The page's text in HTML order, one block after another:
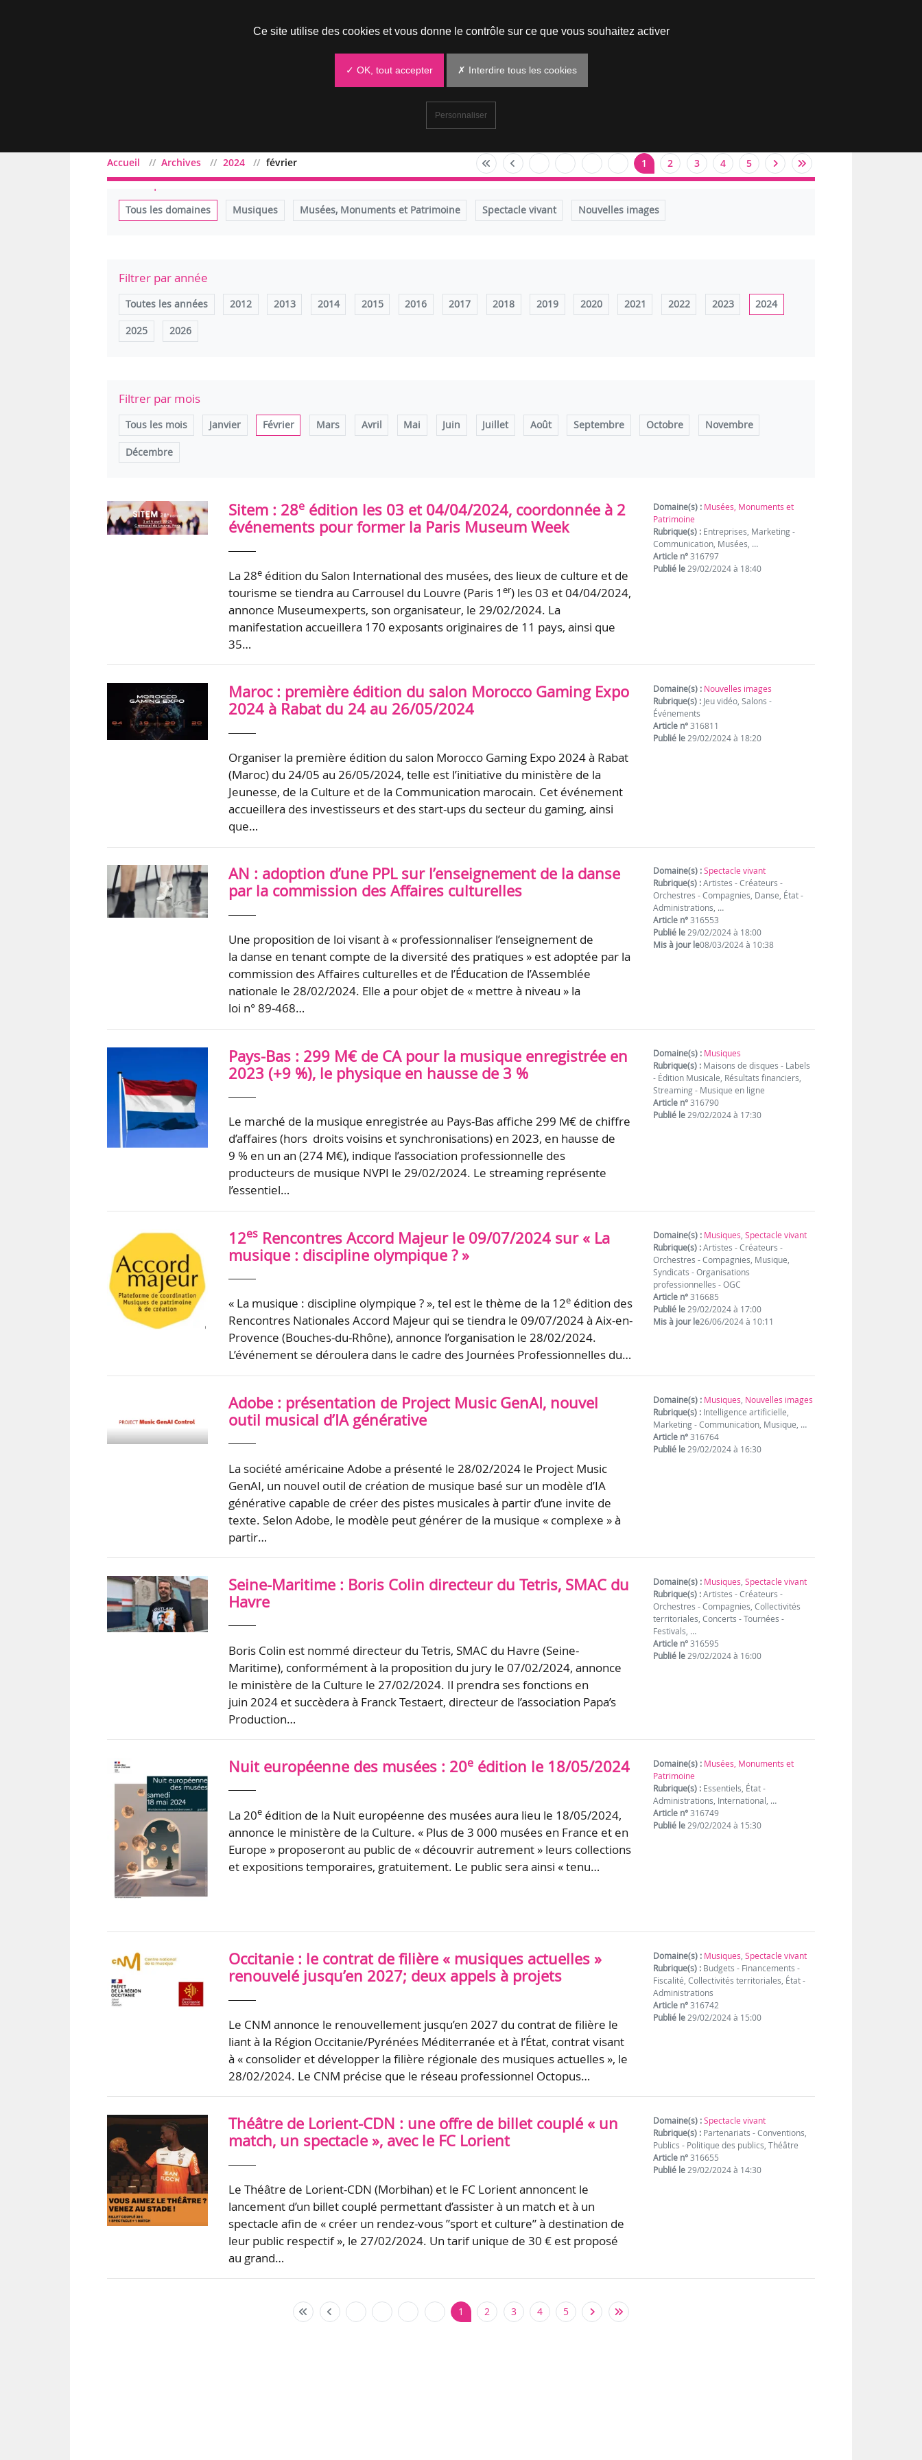
Accueil Archives 2024 février 1 2 3 4 5
Filtrer par domaine
Tous les domaines Musiques Musées, Monuments et Patrimoine Spectacle vivant Nouvelles images
Filtrer par année
Toutes les années 2012 2013 2014 2015 2016 2017 2018 2019 2020 2021 2022 2023 2024
2025 2026
Filtrer par mois
Tous les mois Janvier Février Mars Avril Mai Juin Juillet Août Septembre Octobre Novembre
Décembre
Sitem : 28e édition les 03 et 04/04/2024, coordonnée à 2
événements pour former la Paris Museum Week
La 28e édition du Salon International des musées, des lieux de culture et de
tourisme se tiendra au Carrousel du Louvre (Paris 1er) les 03 et 04/04/2024,
annonce Museumexperts, son organisateur, le 29/02/2024. La
manifestation accueillera 170 exposants originaires de 11 pays, ainsi que
35…
Domaine(s) : Musées, Monuments et
Patrimoine
Rubrique(s) : Entreprises, Marketing -
Communication, Musées, …
Article n°316797
Publié le29/02/2024 à 18:40
Maroc : première édition du salon Morocco Gaming Expo
2024 à Rabat du 24 au 26/05/2024
Organiser la première édition du salon Morocco Gaming Expo 2024 à Rabat
(Maroc) du 24/05 au 26/05/2024, telle est l’initiative du ministère de la
Jeunesse, de la Culture et de la Communication marocain. Cet événement
accueillera des investisseurs et des start-ups du secteur du gaming, ainsi
que…
Domaine(s) : Nouvelles images
Rubrique(s) : Jeu vidéo, Salons -
Événements
Article n°316811
Publié le29/02/2024 à 18:20
AN : adoption d’une PPL sur l’enseignement de la danse
par la commission des Affaires culturelles
Une proposition de loi visant à « professionnaliser l’enseignement de
la danse en tenant compte de la diversité des pratiques » est adoptée par la
commission des Affaires culturelles et de l’Éducation de l’Assemblée
nationale le 28/02/2024. Elle a pour objet de « mettre à niveau » la
loi n° 89‑468…
Domaine(s) : Spectacle vivant
Rubrique(s) :Artistes - Créateurs -
Orchestres - Compagnies, Danse, État -
Administrations, …
Article n°316553
Publié le29/02/2024 à 18:00
Mis à jour le08/03/2024 à 10:38
Pays-Bas : 299 M€ de CA pour la musique enregistrée en
2023 (+9 %), le physique en hausse de 3 %
Le marché de la musique enregistrée au Pays-Bas affiche 299 M€ de chiffre
d’affaires (hors droits voisins et synchronisations) en 2023, en hausse de
9 % en un an (274 M€), indique l’association professionnelle des
producteurs de musique NVPI le 29/02/2024. Le streaming représente
l’essentiel…
Domaine(s) : Musiques
Rubrique(s) : Maisons de disques - Labels
- Édition Musicale, Résultats financiers,
Streaming - Musique en ligne
Article n°316790
Publié le29/02/2024 à 17:30
12es Rencontres Accord Majeur le 09/07/2024 sur « La
musique : discipline olympique ? »
« La musique : discipline olympique ? », tel est le thème de la 12e édition des
Rencontres Nationales Accord Majeur qui se tiendra le 09/07/2024 à Aix-en-
Provence (Bouches-du-Rhône), annonce l’organisation le 28/02/2024.
L’événement se déroulera dans le cadre des Journées Professionnelles du…
Domaine(s) : Musiques,Spectacle vivant
Rubrique(s) :Artistes - Créateurs -
Orchestres - Compagnies, Musique,
Syndicats - Organisations
professionnelles - OGC
Article n°316685
Publié le29/02/2024 à 17:00
Mis à jour le26/06/2024 à 10:11
Adobe : présentation de Project Music GenAI, nouvel
outil musical d’IA générative
La société américaine Adobe a présenté le 28/02/2024 le Project Music
GenAI, un nouvel outil de création de musique basé sur un modèle d’IA
générative capable de créer des pistes musicales à partir d’une invite de
texte. Selon Adobe, le modèle peut générer de la musique « complexe » à
partir…
Domaine(s) : Musiques, Nouvelles images
Rubrique(s) : Intelligence artificielle,
Marketing - Communication, Musique, …
Article n°316764
Publié le29/02/2024 à 16:30
Seine-Maritime : Boris Colin directeur du Tetris, SMAC du
Havre
Boris Colin est nommé directeur du Tetris, SMAC du Havre (Seine-
Maritime), conformément à la proposition du jury le 07/02/2024, annonce
le ministère de la Culture le 27/02/2024. Il prendra ses fonctions en
juin 2024 et succèdera à Franck Testaert, directeur de l’association Papa’s
Production…
Domaine(s) : Musiques,Spectacle vivant
Rubrique(s) :Artistes - Créateurs -
Orchestres - Compagnies, Collectivités
territoriales, Concerts - Tournées -
Festivals, …
Article n°316595
Publié le29/02/2024 à 16:00
Nuit européenne des musées : 20e édition le 18/05/2024
La 20e édition de la Nuit européenne des musées aura lieu le 18/05/2024,
annonce le ministère de la Culture. « Plus de 3 000 musées en France et en
Europe » proposeront au public de « découvrir autrement » leurs collections
et expositions temporaires, gratuitement. Le public sera ainsi « tenu…
Domaine(s) : Musées, Monuments et
Patrimoine
Rubrique(s) : Essentiels, État -
Administrations, International, …
Article n°316749
Publié le29/02/2024 à 15:30
Occitanie : le contrat de filière « musiques actuelles »
renouvelé jusqu’en 2027; deux appels à projets
Le CNM annonce le renouvellement jusqu’en 2027 du contrat de filière le
liant à la Région Occitanie/Pyrénées Méditerranée et à l’État, contrat visant
à « consolider et développer la filière régionale des musiques actuelles », le
28/02/2024. Le CNM précise que le réseau professionnel Octopus…
Domaine(s) : Musiques,Spectacle vivant
Rubrique(s) : Budgets - Financements -
Fiscalité, Collectivités territoriales, État -
Administrations
Article n°316742
Publié le29/02/2024 à 15:00
Théâtre de Lorient-CDN : une offre de billet couplé « un
match, un spectacle », avec le FC Lorient
Le Théâtre de Lorient-CDN (Morbihan) et le FC Lorient annoncent le
lancement d’un billet couplé permettant d’assister à un match et à un
spectacle afin de « créer un rendez-vous ”sport et culture” à destination de
leur public respectif », le 27/02/2024. Un tarif unique de 30 € est proposé
au grand…
Domaine(s) : Spectacle vivant
Rubrique(s) : Partenariats - Conventions,
Publics - Politique des publics, Théâtre
Article n°316655
Publié le29/02/2024 à 14:30
1 2 3 4 5
Ce site utilise des cookies et vous donne le contrôle sur ce que vous souhaitez activer
✓ OK, tout accepter ✗ Interdire tous les cookies
Personnaliser